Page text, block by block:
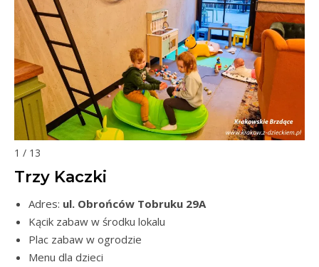
1 / 13
Trzy Kaczki
Adres: ul. Obrońców Tobruku 29A
Kącik zabaw w środku lokalu
Plac zabaw w ogrodzie
Menu dla dzieci